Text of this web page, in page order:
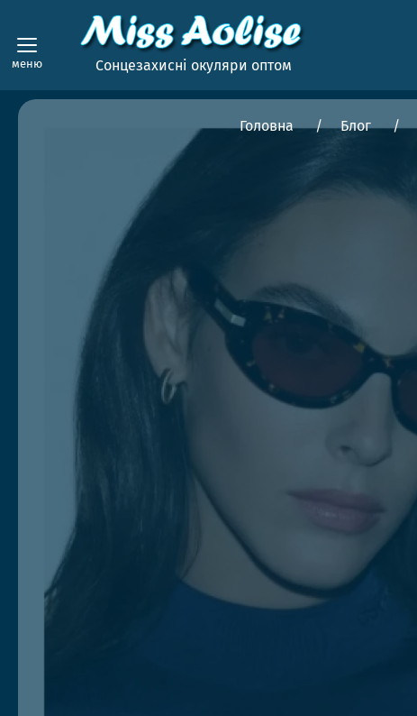
меню Сонцезахисні окуляри оптом
Головна Блог